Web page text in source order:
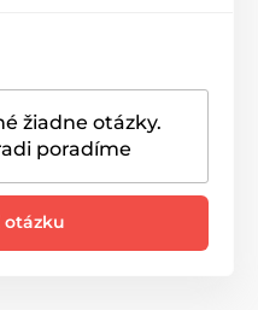
žiadne otázky.
poradíme
otázku